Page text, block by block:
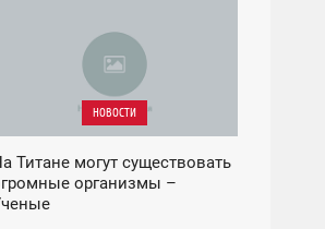
НОВОСТИ
Титане могут существовать
организмы –